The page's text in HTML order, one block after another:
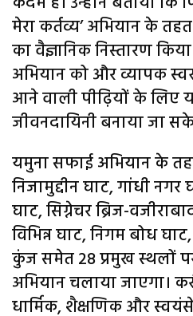
मेरा कर्तव्य’ अभियान के
का वैज्ञानिक निस्तारण
अभियान को और व्यापक
आने वाली पीढ़ियों के लिए
जीवनदायिनी बनाया जा
यमुना सफाई अभियान के
निजामुद्दीन घाट, गांधी
घाट, सिग्नेचर ब्रिज-
विभिन्न घाट, निगम बोध
कुंज समेत 28 प्रमुख स्थलों
अभियान चलाया जाएगा।
धार्मिक, शैक्षणिक और